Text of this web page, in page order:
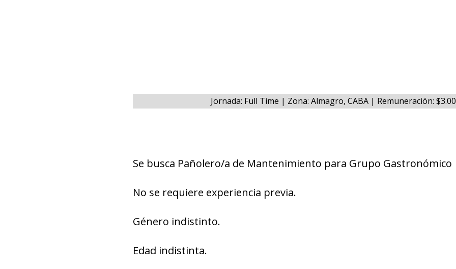
Jornada: Full Time | Zona: Almagro, CABA | Remuneración:
Se busca Pañolero/a de Mantenimiento para Grupo Gastronómico
No se requiere experiencia previa.
Género indistinto.
Edad indistinta.